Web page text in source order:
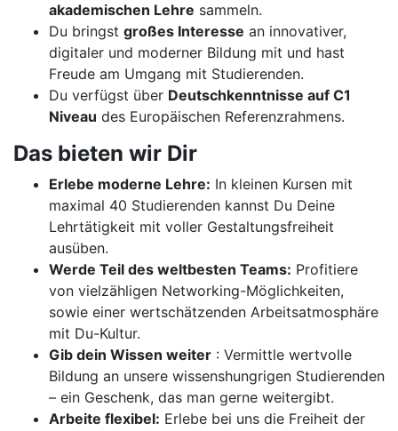
akademischen Lehre sammeln.
Du bringst großes Interesse an innovativer,
digitaler und moderner Bildung mit und hast
Freude am Umgang mit Studierenden.
Du verfügst über Deutschkenntnisse auf C1
Niveau des Europäischen Referenzrahmens.
Das bieten wir Dir
Erlebe moderne Lehre: In kleinen Kursen mit
maximal 40 Studierenden kannst Du Deine
Lehrtätigkeit mit voller Gestaltungsfreiheit
ausüben.
Werde Teil des weltbesten Teams: Profitiere
von vielzähligen Networking-Möglichkeiten,
sowie einer wertschätzenden Arbeitsatmosphäre
mit Du-Kultur.
Gib dein Wissen weiter : Vermittle wertvolle
Bildung an unsere wissenshungrigen Studierenden
– ein Geschenk, das man gerne weitergibt.
Arbeite flexibel: Erlebe bei uns die Freiheit der